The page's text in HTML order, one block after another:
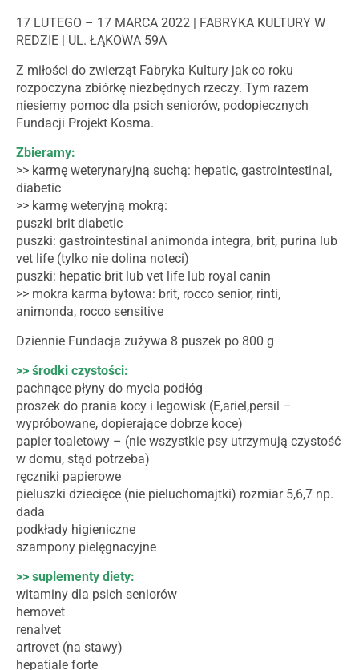
17 LUTEGO – 17 MARCA 2022 | FABRYKA KULTURY W
REDZIE | UL. ŁĄKOWA 59A
Z miłości do zwierząt Fabryka Kultury jak co roku
rozpoczyna zbiórkę niezbędnych rzeczy. Tym razem
niesiemy pomoc dla psich seniorów, podopiecznych
Fundacji Projekt Kosma.
Zbieramy:
>> karmę weterynaryjną suchą: hepatic, gastrointestinal,
diabetic
>> karmę weteryjną mokrą:
puszki brit diabetic
puszki: gastrointestinal animonda integra, brit, purina lub
vet life (tylko nie dolina noteci)
puszki: hepatic brit lub vet life lub royal canin
>> mokra karma bytowa: brit, rocco senior, rinti,
animonda, rocco sensitive
Dziennie Fundacja zużywa 8 puszek po 800 g
>> środki czystości:
pachnące płyny do mycia podłóg
proszek do prania kocy i legowisk (E,ariel,persil –
wypróbowane, dopierające dobrze koce)
papier toaletowy – (nie wszystkie psy utrzymują czystość
w domu, stąd potrzeba)
ręczniki papierowe
pieluszki dziecięce (nie pieluchomajtki) rozmiar 5,6,7 np.
dada
podkłady higieniczne
szampony pielęgnacyjne
>> suplementy diety:
witaminy dla psich seniorów
hemovet
renalvet
artrovet (na stawy)
hepatiale forte